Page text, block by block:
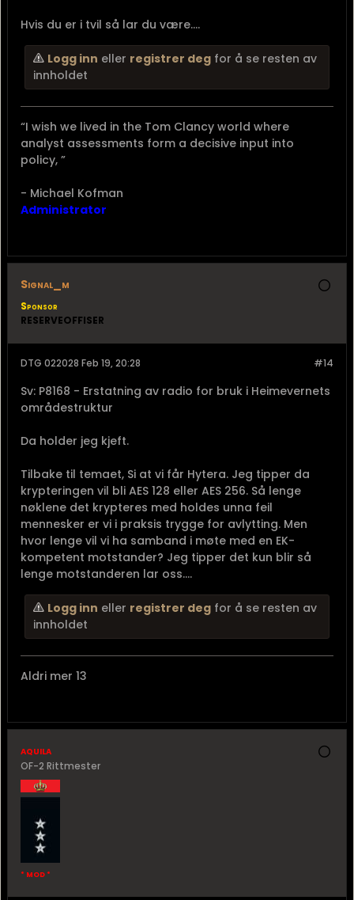
Hvis du er i tvil så lar du være....
Logg inn eller registrer deg for å se resten av
innholdet
“I wish we lived in the Tom Clancy world where
analyst assessments form a decisive input into
policy, ”
- Michael Kofman
Administrator
Signal_m
Sponsor
RESERVEOFFISER
#14
DTG 022028 Feb 19, 20:28
Sv: P8168 - Erstatning av radio for bruk i Heimevernets
områdestruktur
Da holder jeg kjeft.
Tilbake til temaet, Si at vi får Hytera. Jeg tipper da
krypteringen vil bli AES 128 eller AES 256. Så lenge
nøklene det krypteres med holdes unna feil
mennesker er vi i praksis trygge for avlytting. Men
hvor lenge vil vi ha samband i møte med en EK-
kompetent motstander? Jeg tipper det kun blir så
lenge motstanderen lar oss....
Logg inn eller registrer deg for å se resten av
innholdet
Aldri mer 13
aquila
OF-2 Rittmester
* MOD *